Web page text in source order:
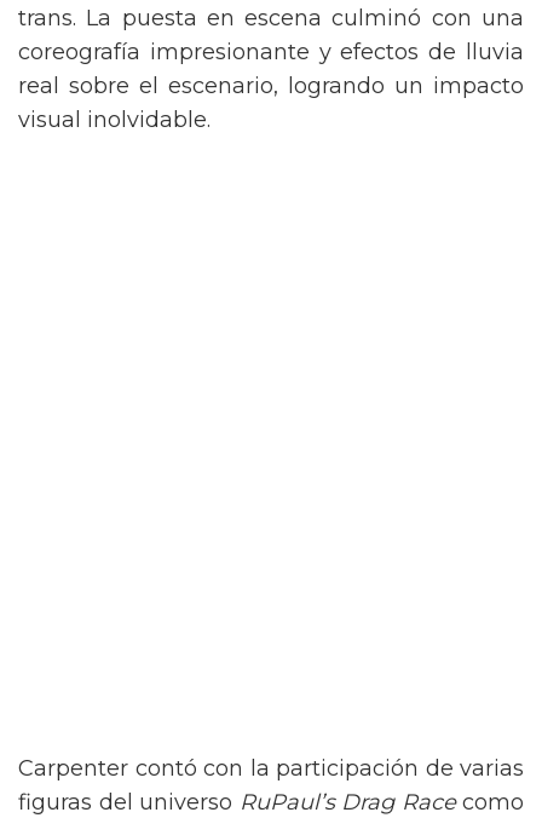
trans. La puesta en escena culminó con una
coreografía impresionante y efectos de lluvia
real sobre el escenario, logrando un impacto
visual inolvidable.
Carpenter contó con la participación de varias
figuras del universo RuPaul’s Drag Racecomo